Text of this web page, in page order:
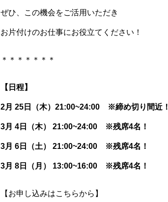
ぜひ、この機会をご活用いただき
お片付けのお仕事にお役立てください！
＊＊＊＊＊＊＊
【日程】
2月 25日（木）21:00~24:00 ※締め切り間近！
3月 4日（木） 21:00~24:00 ※残席4名！
3月 6日（土） 21:00~24:00 ※残席4名！
3月 8日（月） 13:00~16:00 ※残席4名！
【お申し込みはこちらから】